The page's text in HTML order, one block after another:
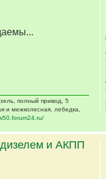
полный привод, 5
и межколесная, лебедка,
и АКПП